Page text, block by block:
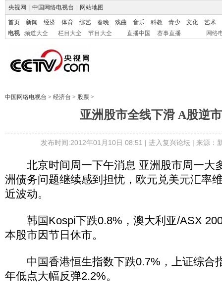
央视网 中国网络电视台 网站地图
首页 新闻 经济 体育 综艺 春晚 戏曲 音乐 科教 青少 文化
艺术
电视
频道大全 栏目大全 节目大全 直播中国 赛事直播 网络
中国网络电视台 > 经济台 > 股票 >
亚洲股市全线下滑 A股逆
发布时间:2012年01月10日 08:51 | 进入复兴论坛| 来源：
北京时间周一下午消息 亚洲股市周一大
洲债务问题继续感到担忧，欧元兑美元汇率
近波动。
韩国Kospi下跌0.8%，澳大利亚/ASX
本股市因节日休市。
中国香港恒生指数下跌0.7%，上证综合
年低点大幅反弹2.2%。